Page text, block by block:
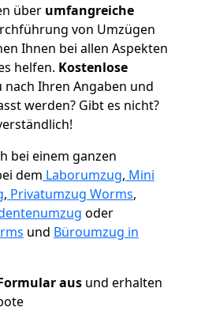
über umfangreiche
von Umzügen
Ihnen bei allen Aspekten
helfen. Kostenlose
nach Ihren Angaben und
werden? Gibt es nicht?
bei einem ganzen
dem Laborumzug, Mini
, Privatumzug Worms,
oder
und Büroumzug in
aus und erhalten